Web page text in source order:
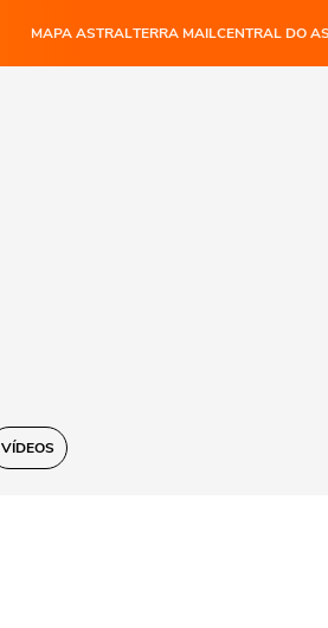
MAPA ASTRALTERRA MAILCENTRAL DO
VÍDEOS